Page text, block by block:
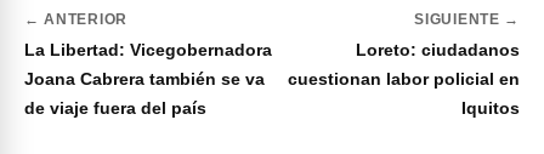
← ANTERIOR
La Libertad: Vicegobernadora
Joana Cabrera también se va
de viaje fuera del país
SIGUIENTE →
Loreto: ciudadanos
cuestionan labor policial en
Iquitos